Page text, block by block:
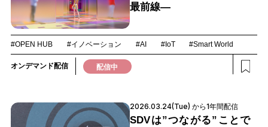
最前線―
#OPEN HUB #イノベーション #AI #IoT #Smart World
オンデマンド配信 配信中
2026.03.24(Tue) から1年間配信
SDVは”つながる”ことで